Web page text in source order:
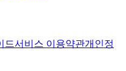
드서비스 이용약관개인정